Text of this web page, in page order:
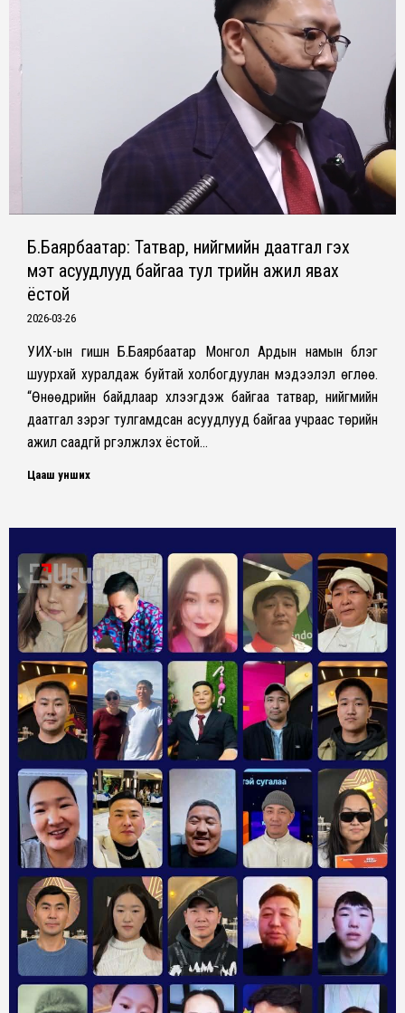
Б.Баярбаатар: Татвар, нийгмийн даатгал гэх
мэт асуудлууд байгаа тул төрийн ажил явах
ёстой
2026-03-26
УИХ-ын гишүүн Б.Баярбаатар Монгол Ардын намын бүлэг
шуурхай хуралдаж буйтай холбогдуулан мэдээлэл өглөө.
“Өнөөдрийн байдлаар хүлээгдэж байгаа татвар, нийгмийн
даатгал зэрэг тулгамдсан асуудлууд байгаа учраас төрийн
ажил саадгүй үргэлжлэх ёстой…
Цааш унших